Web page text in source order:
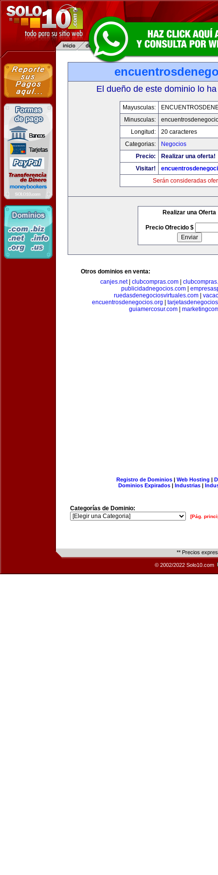
El dueño de este dominio lo
Mayusculas:
Minusculas:
Longitud:
20 caracteres
Categorias:
Negocios
Precio:
Realizar una oferta!
Visitar!
Serán consideradas
Realizar una Oferta
Precio Ofrecido $
Otros dominios en venta:
canjes.net| clubcompras.com
publicidadnegocios.com
ruedasdenegociosvirtuales.com|
encuentrosdenegocios.org
guiamercosur.com
Registro de Dominios| Web Hosting |
Dominios Expirados | Industrias |
Categorías de Dominio:
[Pág.
** Precios
© 2002/2022 Solo10.com